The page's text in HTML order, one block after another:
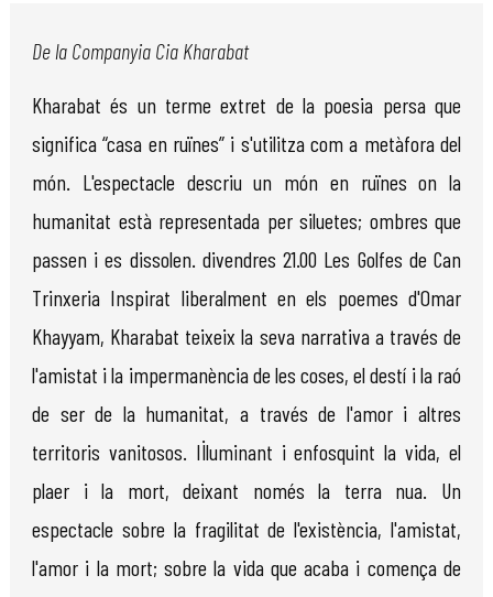
De la Companyia Cia Kharabat
Kharabat és un terme extret de la poesia persa que
significa “casa en ruïnes” i s'utilitza com a metàfora del
món. L'espectacle descriu un món en ruïnes on la
humanitat està representada per siluetes; ombres que
passen i es dissolen. divendres 21.00 Les Golfes de Can
Trinxeria Inspirat liberalment en els poemes d'Omar
Khayyam, Kharabat teixeix la seva narrativa a través de
l'amistat i la impermanència de les coses, el destí i la raó
de ser de la humanitat, a través de l'amor i altres
territoris vanitosos. Il·luminant i enfosquint la vida, el
plaer i la mort, deixant només la terra nua. Un
espectacle sobre la fragilitat de l'existència, l'amistat,
l'amor i la mort; sobre la vida que acaba i comença de